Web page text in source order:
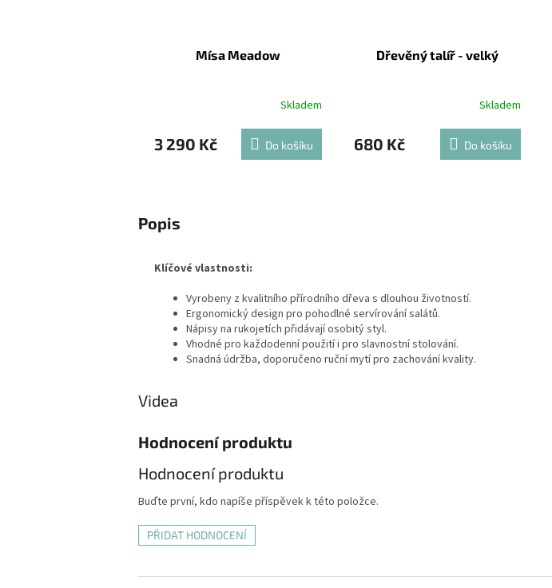
Mísa Meadow
Skladem
3 290 Kč Do košíku
Dřevěný talíř - velký
Skladem
680 Kč Do košíku
Popis
Klíčové vlastnosti:
Vyrobeny z kvalitního přírodního dřeva s dlouhou životností.
Ergonomický design pro pohodlné servírování salátů.
Nápisy na rukojetích přidávají osobitý styl.
Vhodné pro každodenní použití i pro slavnostní stolování.
Snadná údržba, doporučeno ruční mytí pro zachování kvality.
Videa
Hodnocení produktu
Hodnocení produktu
Buďte první, kdo napíše příspěvek k této položce.
PŘIDAT HODNOCENÍ